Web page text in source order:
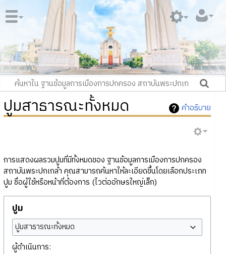
คำอธิบาย
ปูมสาธารณะทั้งหมด
การแสดงผลรวมปูมที่มีทั้งหมดของ ฐานข้อมูลการเมืองการปกครอง
สถาบันพระปกเกล้า คุณสามารถค้นหาให้ละเอียดขึ้นโดยเลือกประเภท
ปูม ชื่อผู้ใช้หรือหน้าที่ต้องการ (ไวต่ออักษรใหญ่เล็ก)
ปูม
ปูมสาธารณะทั้งหมด
ผู้ดำเนินการ: